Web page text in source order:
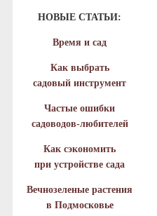
НОВЫЕ СТАТЬИ:
Время и сад
Как выбрать
садовый инструмент
Частые ошибки
садоводов-любителей
Как сэкономить
при устройстве сада
Вечнозеленые растения
в Подмосковье